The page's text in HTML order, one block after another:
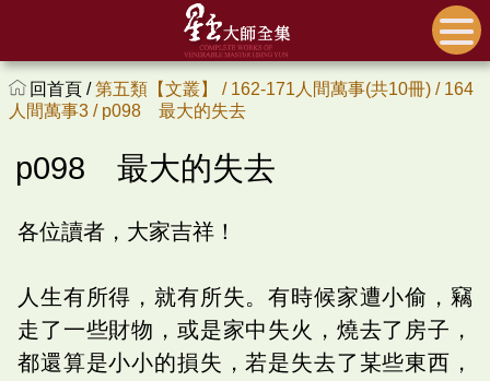
回首頁 /第五類【文叢】 / 162-171人間萬事(共10冊) / 164
人間萬事3 / p098 最大的失去
p098 最大的失去
各位讀者，大家吉祥！
人生有所得，就有所失。有時候家遭小偷，竊
走了一些財物，或是家中失火，燒去了房子，
都還算是小小的損失，若是失去了某些東西，